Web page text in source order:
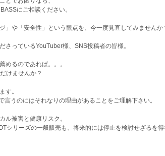
にご相談ください。
」や「安全性」という観点を、今一度見直してみませんか
さっているYouTuber様、SNS投稿者の皆様。
めるのであれば。。。
けませんか？
す。
言うのにはそれなりの理由があることをご理解下さい。
ル被害と健康リスク。
シリーズの一般販売も、将来的には停止を検討せざるを得